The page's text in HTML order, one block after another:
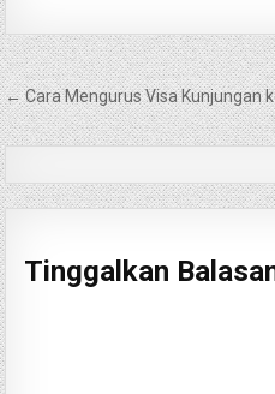
Navigasi
pos
← Cara Mengurus Visa Kunjungan
Tinggalkan